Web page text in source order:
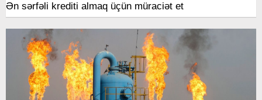
Ən sərfəli krediti almaq üçün müraciət et